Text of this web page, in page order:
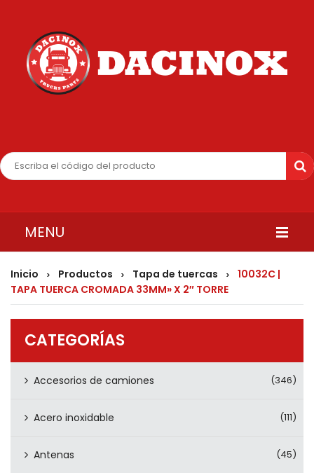
MENU
INICIO
QUIENES SOMOS
Inicio > Productos > Tapa de tuercas >
10032C |
TAPA TUERCA CROMADA 33MM» X 2″ TORRE
CATEGORÍAS
Accesorios de camiones (346)
Acero inoxidable (111)
Antenas (45)